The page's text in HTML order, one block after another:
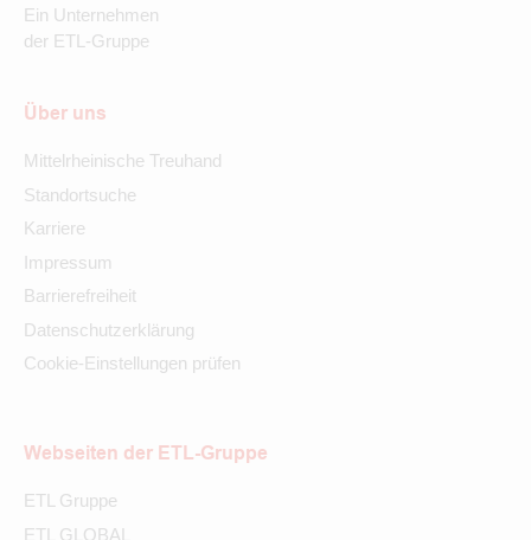
Ein Unternehmen
der ETL-Gruppe
Über uns
Mittelrheinische Treuhand
Standortsuche
Karriere
Impressum
Barrierefreiheit
Datenschutzerklärung
Cookie-Einstellungen prüfen
Webseiten der ETL-Gruppe
ETL Gruppe
ETL GLOBAL